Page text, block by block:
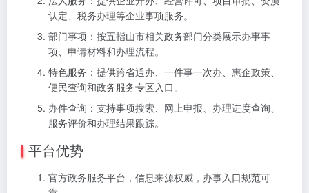
认定、税务办理等企业事项服务。
部门事项：按五指山市相关政务部门分类展示办事事
项、申请材料和办理流程。
特色服务：提供跨省通办、一件事一次办、惠企政策、
便民查询和政务服务专区入口。
办件查询：支持事项搜索、网上申报、办理进度查询、
服务评价和办理结果跟踪。
平台优势
官方政务服务平台，信息来源权威，办事入口规范可